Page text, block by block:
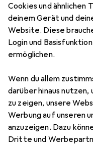
Cookies und ähnlichen
deinem Gerät und
Website. Diese
Login und
ermöglichen.
Wenn du allem
darüber hinaus
zu zeigen, unsere
Werbung auf unseren
anzuzeigen. Dazu
Dritte und
Produkte Forum